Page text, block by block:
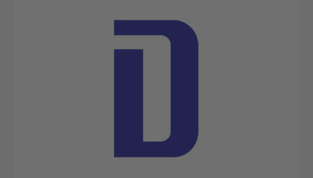
Omitir galería de imágenes